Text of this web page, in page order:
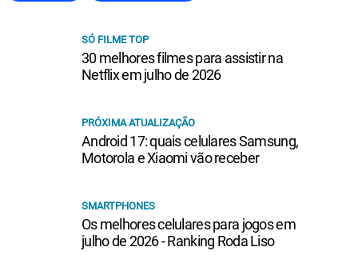
SÓ FILME TOP
30 melhores filmes para assistir na
Netflix em julho de 2026
PRÓXIMA ATUALIZAÇÃO
Android 17: quais celulares Samsung,
Motorola e Xiaomi vão receber
SMARTPHONES
Os melhores celulares para jogos em
julho de 2026 - Ranking Roda Liso